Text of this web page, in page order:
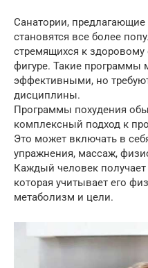
Санатории,
становятся все более
стремящихся к
фигуре. Такие программы
эффективными, но
дисциплины.
Программы похудения
комплексный подход к
Это может включать в
упражнения, массаж,
Каждый человек
которая учитывает его
метаболизм и цели.